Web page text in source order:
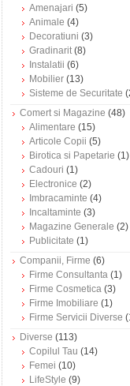
Amenajari (5)
Animale (4)
Decoratiuni (3)
Gradinarit(8)
Instalatii (6)
Mobilier (13)
Sisteme de Securitate
Comert si Magazine (48)
Alimentare (15)
Articole Copii (5)
Birotica si Papetarie (1)
Cadouri (1)
Electronice (2)
Imbracaminte (4)
Incaltaminte (3)
Magazine Generale (2)
Publicitate (1)
Companii, Firme (6)
Firme Consultanta (1)
Firme Cosmetica (3)
Firme Imobiliare (1)
Firme Servicii Diverse
Diverse (113)
Copilul Tau (14)
Femei (10)
LifeStyle (9)